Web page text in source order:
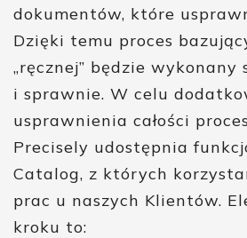
dokumentów, które
Dzięki temu proces
„ręcznej” będzie wykonany
i sprawnie. W celu
usprawnienia całości
Precisely udostępnia
Catalog, z których
prac u naszych Klientów.
kroku to: